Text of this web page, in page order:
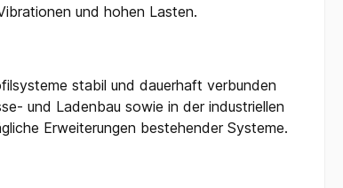
und hohen Lasten.
stabil und dauerhaft verbunden
und Ladenbau sowie in der industriellen
Erweiterungen bestehender Systeme.